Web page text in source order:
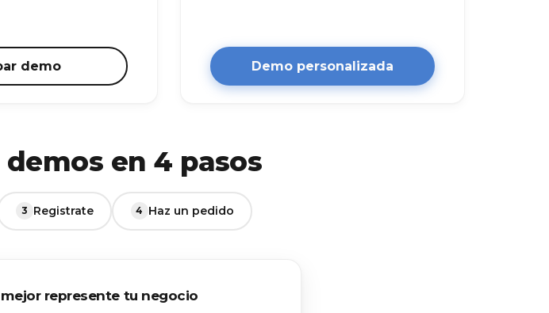
demo Demo personalizada
en 4 pasos
Registrate Haz un pedido
represente tu negocio